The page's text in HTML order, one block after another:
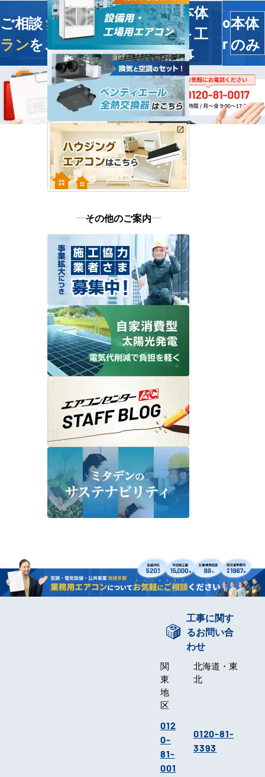
ご相談無料！今すぐ最適プ
ランをご提案します
本体
＋工
事
o
r
本体
のみ
その他のご案内
工事に関す
るお問い合
わせ
関
東
地
区
012
0-
81-
001
北海道・東
北
0120-81-
3393